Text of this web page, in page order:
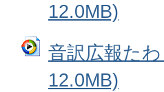
12.0MB)
音訳広報た
12.0MB)